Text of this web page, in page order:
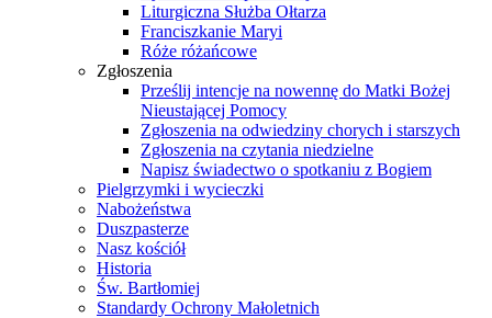
Liturgiczna Służba Ołtarza
Franciszkanie Maryi
Róże różańcowe
Zgłoszenia
Prześlij intencje na nowennę do Matki Bożej
Nieustającej Pomocy
Zgłoszenia na odwiedziny chorych i starszych
Zgłoszenia na czytania niedzielne
Napisz świadectwo o spotkaniu z Bogiem
Pielgrzymki i wycieczki
Nabożeństwa
Duszpasterze
Nasz kościół
Historia
Św. Bartłomiej
Standardy Ochrony Małoletnich